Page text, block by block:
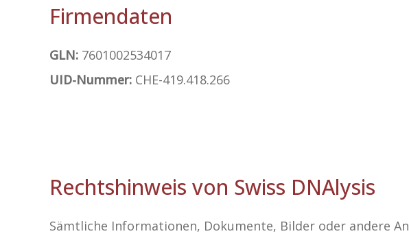
Firmendaten
GLN: 7601002534017
UID-Nummer: CHE-419.418.266
Rechtshinweis von Swiss DNAlysis
Sämtliche Informationen, Dokumente, Bilder oder andere